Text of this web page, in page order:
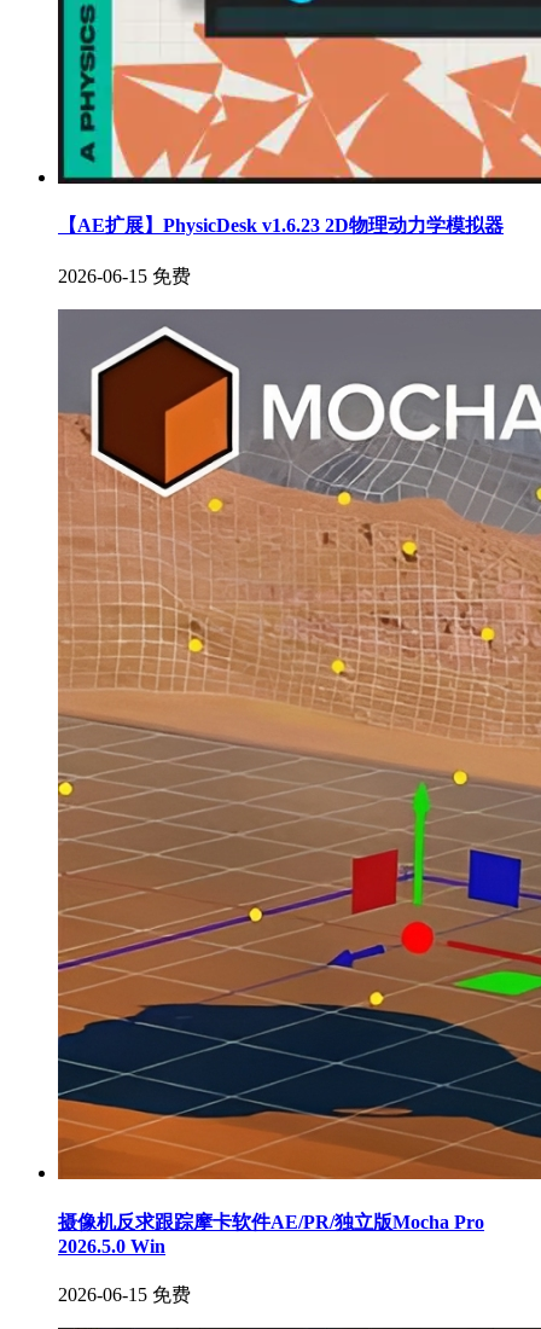
【AE扩展】PhysicDesk v1.6.23 2D物理动力学模拟器
2026-06-15 免费
摄像机反求跟踪摩卡软件AE/PR/独立版Mocha Pro
2026.5.0 Win
2026-06-15 免费